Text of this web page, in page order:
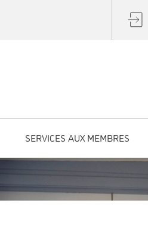
SERVICES AUX MEMBRES